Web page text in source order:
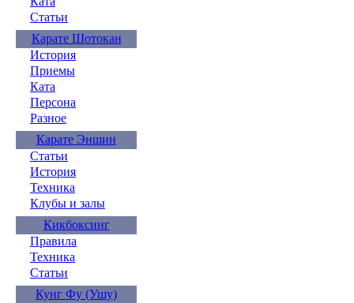
Статьи
Карате Шотокан
История
Приемы
Ката
Персона
Разное
Карате Эншин
Статьи
История
Техника
Клубы и залы
Кикбоксинг
Правила
Техника
Статьи
Кунг Фу (Ушу)